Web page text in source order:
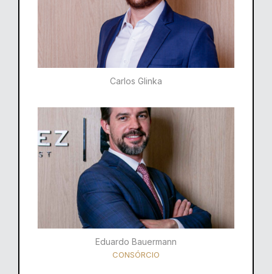
Carlos Glinka
Eduardo Bauermann
CONSÓRCIO